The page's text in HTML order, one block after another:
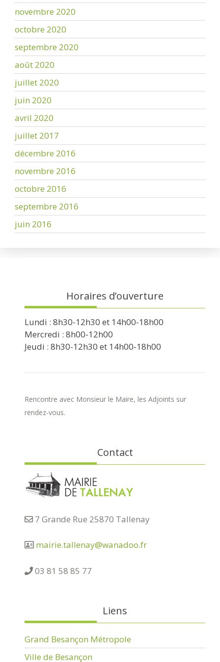
novembre 2020
octobre 2020
septembre 2020
août 2020
juillet 2020
juin 2020
avril 2020
juillet 2017
décembre 2016
novembre 2016
octobre 2016
septembre 2016
juin 2016
Horaires d’ouverture
Lundi : 8h30-12h30 et 14h00-18h00
Mercredi : 8h00-12h00
Jeudi : 8h30-12h30 et 14h00-18h00
Rencontre avec Monsieur le Maire, les Adjoints sur
rendez-vous.
Contact
7 Grande Rue 25870 Tallenay
mairie.tallenay@wanadoo.fr
03 81 58 85 77
Liens
Grand Besançon Métropole
Ville de Besançon